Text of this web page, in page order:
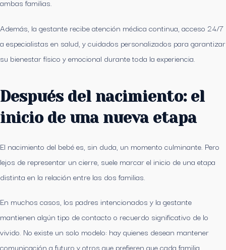
ambas familias.
Además, la gestante recibe atención médica continua, acceso 24/7
a especialistas en salud, y cuidados personalizados para garantizar
su bienestar físico y emocional durante toda la experiencia.
Después del nacimiento: el
inicio de una nueva etapa
El nacimiento del bebé es, sin duda, un momento culminante. Pero
lejos de representar un cierre, suele marcar el inicio de una etapa
distinta en la relación entre las dos familias.
En muchos casos, los padres intencionados y la gestante
mantienen algún tipo de contacto o recuerdo significativo de lo
vivido. No existe un solo modelo: hay quienes desean mantener
comunicación a futuro y otros que prefieren que cada familia